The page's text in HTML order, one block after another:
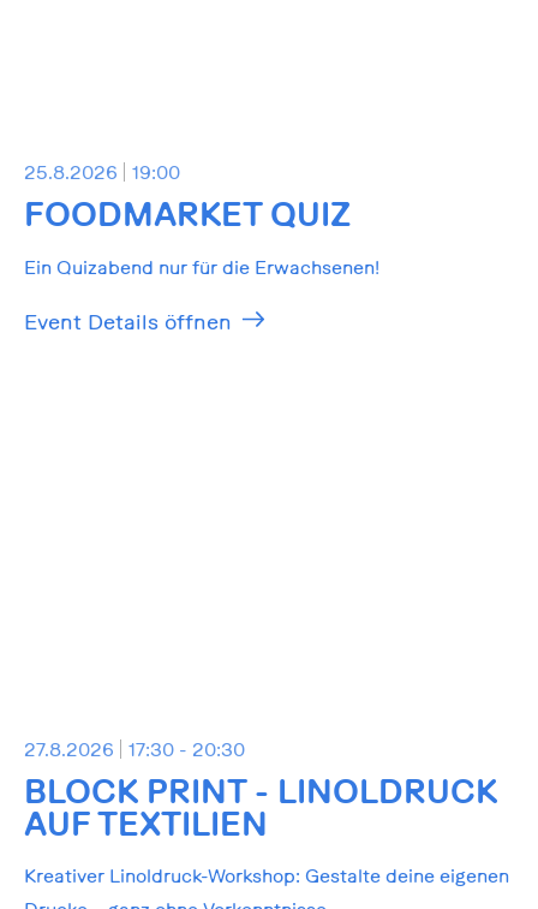
25.8.2026 19:00
FOODMARKET QUIZ
Ein Quizabend nur für die Erwachsenen!
Event Details öffnen
27.8.2026 17:30 - 20:30
BLOCK PRINT - LINOLDRUCK
AUF TEXTILIEN
Kreativer Linoldruck-Workshop: Gestalte deine eigenen